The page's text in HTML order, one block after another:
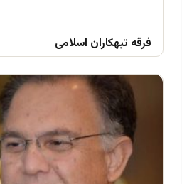
فرقه تبهکاران اسلامی